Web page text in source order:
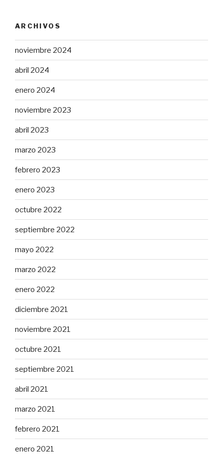
ARCHIVOS
noviembre 2024
abril 2024
enero 2024
noviembre 2023
abril 2023
marzo 2023
febrero 2023
enero 2023
octubre 2022
septiembre 2022
mayo 2022
marzo 2022
enero 2022
diciembre 2021
noviembre 2021
octubre 2021
septiembre 2021
abril 2021
marzo 2021
febrero 2021
enero 2021